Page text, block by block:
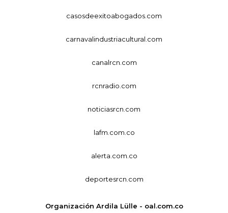
casosdeexitoabogados.com
carnavalindustriacultural.com
canalrcn.com
rcnradio.com
noticiasrcn.com
lafm.com.co
alerta.com.co
deportesrcn.com
Organización Ardila Lülle - oal.com.co